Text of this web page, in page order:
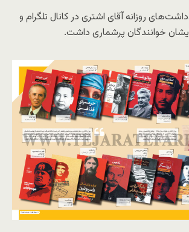
روزانه آقای اشتری در کانال تلگرام و
خوانندگان پرشماری داشت.